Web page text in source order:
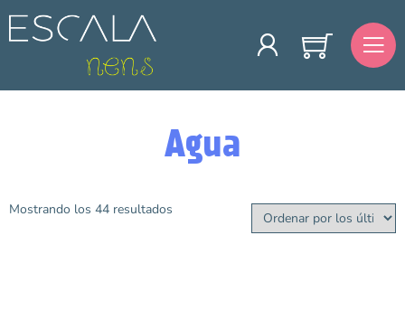
Agua
Mostrando los 44 resultados